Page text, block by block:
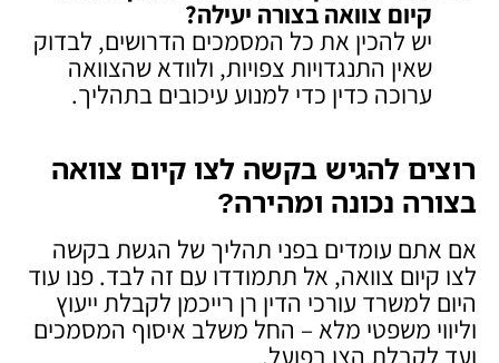
קיום צוואה בצורה יעילה?
יש להכין את כל המסמכים הדרושים, לבדוק
שאין התנגדויות צפויות, ולוודא שהצוואה
ערוכה כדין כדי למנוע עיכובים בתהליך.
רוצים להגיש בקשה לצו קיום צוואה
בצורה נכונה ומהירה?
אם אתם עומדים בפני תהליך של הגשת בקשה
לצו קיום צוואה, אל תתמודדו עם זה לבד. פנו עוד
היום למשרד עורכי הדין רן רייכמן לקבלת ייעוץ
וליווי משפטי מלא – החל משלב איסוף המסמכים
ועד לקבלת הצו בפועל.